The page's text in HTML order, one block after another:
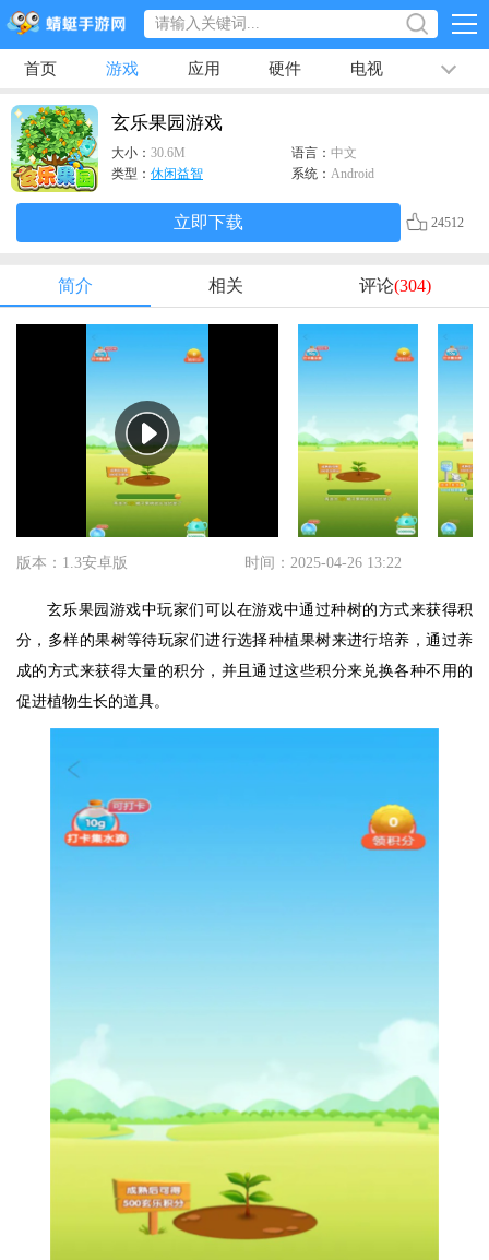
首页 游戏 应用 硬件 电视 排行榜
专题
玄乐果园游戏
大小： 30.6M 语言： 中文
类型： 休闲益智 系统： Android
立即下载 24512
简介 相关 评论(304)
版本：1.3安卓版 时间：2025-04-26 13:22
玄乐果园游戏中玩家们可以在游戏中通过种树的方式来获得积
分，多样的果树等待玩家们进行选择种植果树来进行培养，通过养
成的方式来获得大量的积分，并且通过这些积分来兑换各种不用的
促进植物生长的道具。